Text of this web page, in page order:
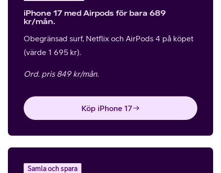
iPhone 17 med Airpods för bara 689
kr/mån.
Obegränsad surf, Netflix och AirPods 4 på köpet
(värde 1 695 kr).
Ord. pris 849 kr/mån.
Köp iPhone 17
Samla och spara